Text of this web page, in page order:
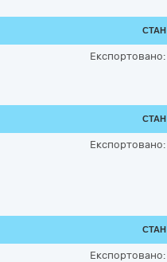
СТАН
Експортовано:
СТАН
Експортовано:
СТАН
Експортовано: